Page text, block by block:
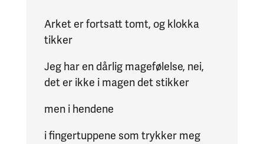
Arket er fortsatt tomt, og klokka
tikker
Jeg har en dårlig magefølelse, nei,
det er ikke i magen det stikker
men i hendene
i fingertuppene som trykker meg